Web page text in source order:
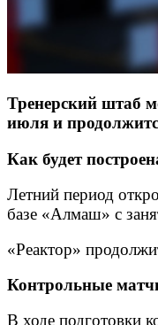
Тренерский штаб
июля и
Как будет
Летний период
базе «Алмаш» с
«Реактор»
Контрольные
В ходе подготовки